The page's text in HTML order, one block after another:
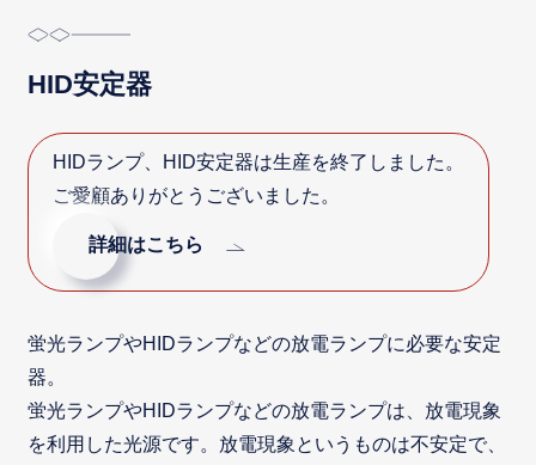
HID安定器
HIDランプ、HID安定器は生産を終了しました。
ご愛顧ありがとうございました。
詳細はこちら
蛍光ランプやHIDランプなどの放電ランプに必要な安定
器。
蛍光ランプやHIDランプなどの放電ランプは、放電現象
を利用した光源です。放電現象というものは不安定で、